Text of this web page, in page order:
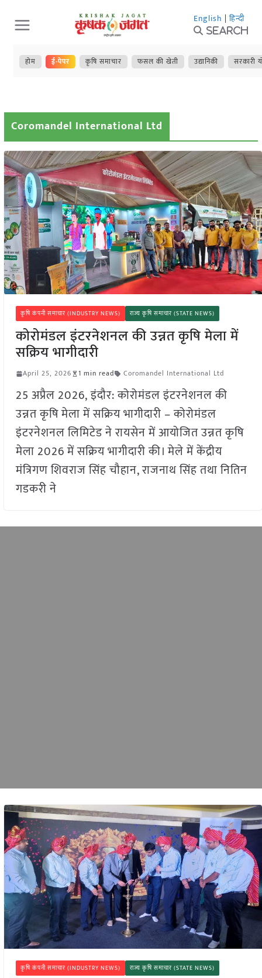
Skip
to
content
English | हिन्दी
Search
होम ई-पेपर कृषि समाचार फसल की खेती उद्यानिकी सरकारी
Coromandel International Ltd
कृषि कंपनी समाचार (INDUSTRY NEWS) राज्य कृषि समाचार (STATE NEWS)
कोरोमंडल इंटरनेशनल की उन्नत कृषि मेला में
सक्रिय भागीदारी
April 25, 2026 1 min read Coromandel International Ltd
25 अप्रैल 2026, इंदौर: कोरोमंडल इंटरनेशनल की
उन्नत कृषि मेला में सक्रिय भागीदारी – कोरोमंडल
इंटरनेशनल लिमिटेड ने रायसेन में आयोजित उन्नत कृषि
मेला 2026 में सक्रिय भागीदारी की। मेले में केंद्रीय
मंत्रिगण शिवराज सिंह चौहान, राजनाथ सिंह तथा नितिन
गडकरी ने
कृषि कंपनी समाचार (INDUSTRY NEWS) राज्य कृषि समाचार (STATE NEWS)